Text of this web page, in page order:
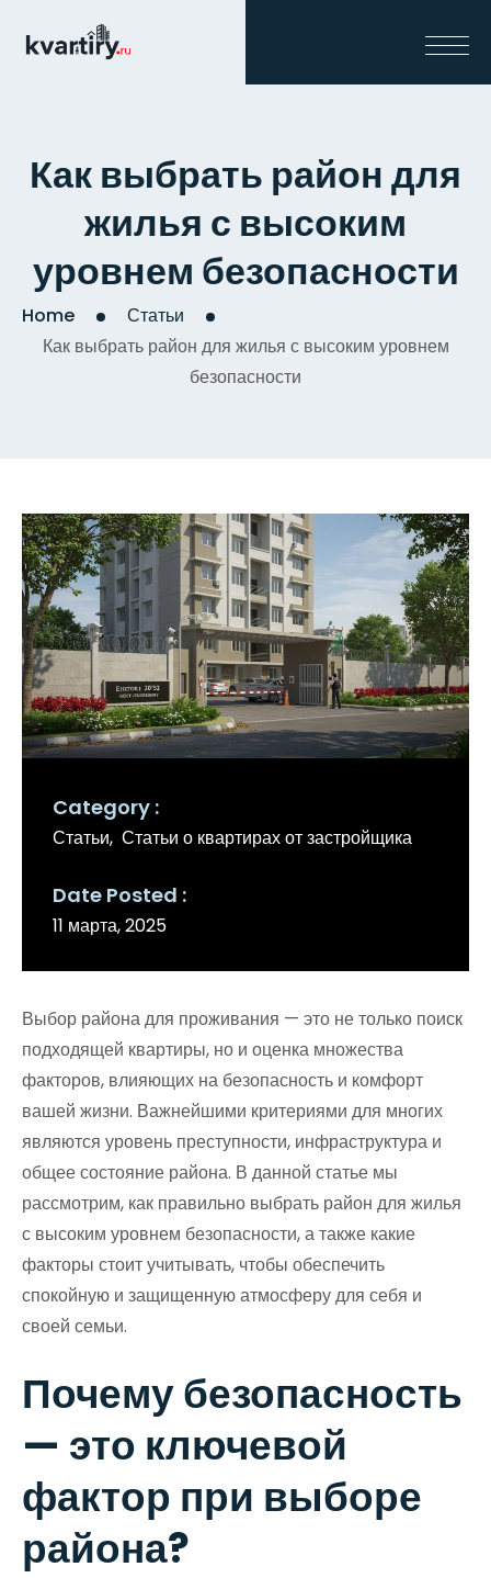
Как выбрать район для
жилья с высоким
уровнем безопасности
Home
Статьи
Как выбрать район для жилья с высоким уровнем
безопасности
Category
Статьи Статьи о квартирах от застройщика
Date Posted
11 марта, 2025
Выбор района для проживания — это не только поиск
подходящей квартиры, но и оценка множества
факторов, влияющих на безопасность и комфорт
вашей жизни. Важнейшими критериями для многих
являются уровень преступности, инфраструктура и
общее состояние района. В данной статье мы
рассмотрим, как правильно выбрать район для жилья
с высоким уровнем безопасности, а также какие
факторы стоит учитывать, чтобы обеспечить
спокойную и защищенную атмосферу для себя и
своей семьи.
Почему безопасность
— это ключевой
фактор при выборе
района?